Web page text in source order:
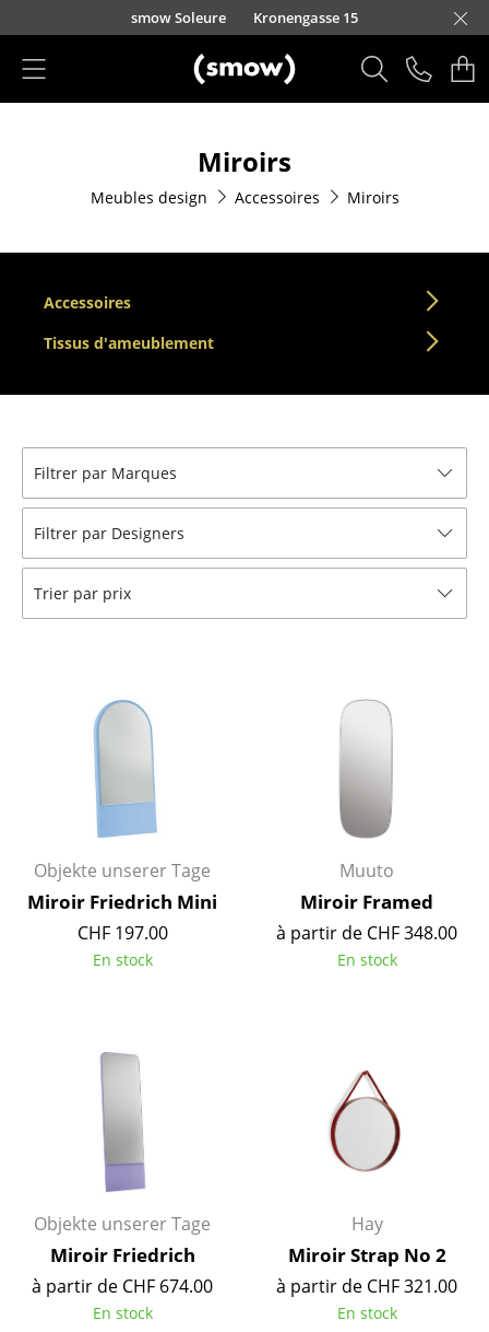
Accéder directement au contenu
smow Soleure Kronengasse 15
Chaises de cuisine & salle à manger
Canapés
Fauteuils
Fauteuils lounge
Chaises et Tabourets de bar
Bancs & Chaises longues
Poufs poires
Chaises enfants
Chaises à bascule
Chaises de bureau
Chaises de conférence
Fauteuils de direction
Pièces détachées
... voir tous les sièges
Tables de repas
Tables d’appoint
Tables basses
Bureaux & Secrétaires
Secrétaires & Tables PC
Tables hautes & Pupitres
Miroirs
Meubles design Accessoires Miroirs
Accessoires
Tissus d'ameublement
Filtrer par Marques
Filtrer par Designers
Trier par prix
Objekte unserer Tage
Miroir Friedrich Mini
CHF 197.00
En stock
Muuto
Miroir Framed
à partir de CHF 348.00
En stock
Objekte unserer Tage
Miroir Friedrich
à partir de CHF 674.00
En stock
Hay
Miroir Strap No 2
à partir de CHF 321.00
En stock